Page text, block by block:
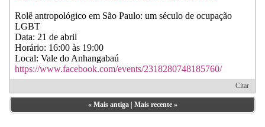
Rolê antropológico em São Paulo: um século de ocupação
LGBT
Data: 21 de abril
Horário: 16:00 às 19:00
Local: Vale do Anhangabaú
https://www.facebook.com/events/2318280748185760/
Citar
« Mais antiga| Mais recente»